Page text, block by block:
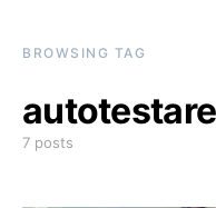
BROWSING TAG
7 posts